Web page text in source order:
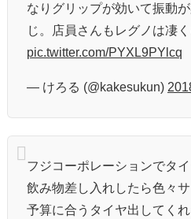
なりグリップが効いて振動
じ。店員さんもレグノは凄
pic.twitter.com/PYXL9PYlcq
— けろる (@kakesukun)
フジコーポレーションでタ
飲み物差し入れしたら色々
予算に合うタイヤ出してくれ